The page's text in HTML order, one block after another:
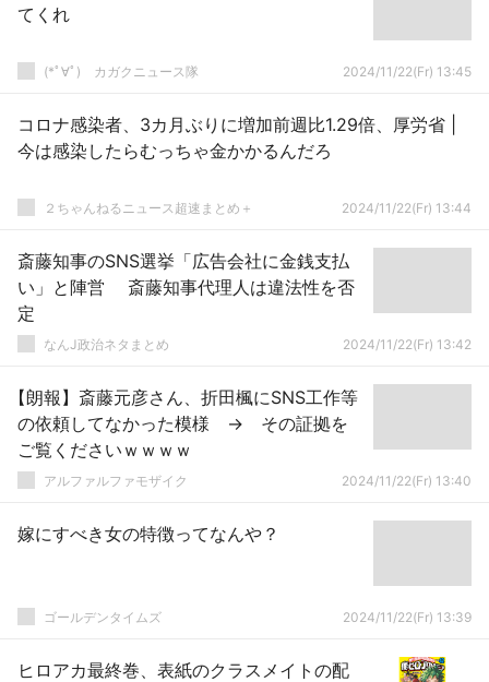
てくれ
(*ﾟ∀ﾟ)ゞカガクニュース隊 2024/11/22(Fr) 13:45
コロナ感染者、3カ月ぶりに増加前週比1.29倍、厚労省 |
今は感染したらむっちゃ金かかるんだろ
２ちゃんねるニュース超速まとめ＋ 2024/11/22(Fr) 13:44
斎藤知事のSNS選挙「広告会社に金銭支払
い」と陣営 斎藤知事代理人は違法性を否
定
なんJ政治ネタまとめ 2024/11/22(Fr) 13:42
【朗報】斎藤元彦さん、折田楓にSNS工作等
の依頼してなかった模様 → その証拠を
ご覧くださいｗｗｗｗ
アルファルファモザイク 2024/11/22(Fr) 13:40
嫁にすべき女の特徴ってなんや？
ゴールデンタイムズ 2024/11/22(Fr) 13:39
ヒロアカ最終巻、表紙のクラスメイトの配